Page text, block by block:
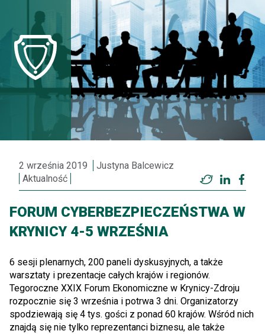
2 września 2019
Justyna Balcewicz
Aktualność
Twitter
FORUM CYBERBEZPIECZEŃSTWA W
KRYNICY 4-5 WRZEŚNIA
6 sesji plenarnych, 200 paneli dyskusyjnych, a także
warsztaty i prezentacje całych krajów i regionów.
Tegoroczne XXIX Forum Ekonomiczne w Krynicy-Zdroju
rozpocznie się 3 września i potrwa 3 dni. Organizatorzy
spodziewają się 4 tys. gości z ponad 60 krajów. Wśród nich
znajdą się nie tylko reprezentanci biznesu, ale także